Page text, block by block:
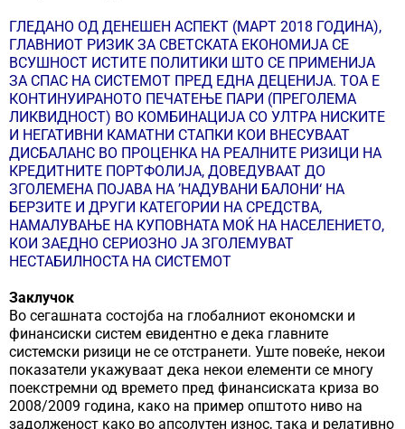
ГЛЕДАНО ОД ДЕНЕШЕН АСПЕКТ (МАРТ 2018 ГОДИНА),
ГЛАВНИОТ РИЗИК ЗА СВЕТСКАТА ЕКОНОМИЈА СЕ
ВСУШНОСТ ИСТИТЕ ПОЛИТИКИ ШТО СЕ ПРИМЕНИЈА
ЗА СПАС НА СИСТЕМОТ ПРЕД ЕДНА ДЕЦЕНИЈА. ТОА Е
КОНТИНУИРАНОТО ПЕЧАТЕЊЕ ПАРИ (ПРЕГОЛЕМА
ЛИКВИДНОСТ) ВО КОМБИНАЦИЈА СО УЛТРА НИСКИТЕ
И НЕГАТИВНИ КАМАТНИ СТАПКИ КОИ ВНЕСУВААТ
ДИСБАЛАНС ВО ПРОЦЕНКА НА РЕАЛНИТЕ РИЗИЦИ НА
КРЕДИТНИТЕ ПОРТФОЛИЈА, ДОВЕДУВААТ ДО
ЗГОЛЕМЕНА ПОЈАВА НА ’НАДУВАНИ БАЛОНИ‘ НА
БЕРЗИТЕ И ДРУГИ КАТЕГОРИИ НА СРЕДСТВА,
НАМАЛУВАЊЕ НА КУПОВНАТА МОЌ НА НАСЕЛЕНИЕТО,
КОИ ЗАЕДНО СЕРИОЗНО ЈА ЗГОЛЕМУВАТ
НЕСТАБИЛНОСТА НА СИСТЕМОТ
Заклучок
Во сегашната состојба на глобалниот економски и
финансиски систем евидентно е дека главните
системски ризици не се отстранети. Уште повеќе, некои
показатели укажуваат дека некои елементи се многу
поекстремни од времето пред финансиската криза во
2008/2009 година, како на пример општото ниво на
задолженост како во апсолутен износ, така и релативно